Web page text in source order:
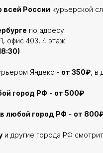
всей России курьерской
по адресу:
офис 403, 4 этаж.
Яндекс - от 350₽, в
город РФ - от 500₽
любой город РФ - от
и другие города РФ